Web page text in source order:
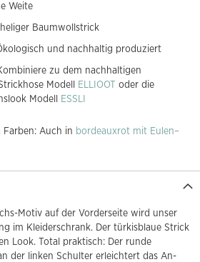
Weite
Baumwollstrick
und nachhaltig produziert
zu dem nachhaltigen
Modell
ELLIOOT oder die
Modell
ESSLI
Farben: Auch in bordeauxrot mit Eulen–
Motiv auf der Vorderseite wird unser
im Kleiderschrank. Der türkisblaue Strick
Look. Total praktisch: Der runde
der linken Schulter erleichtert das An-